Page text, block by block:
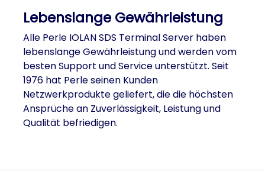
Lebenslange Gewährleistung
Alle Perle IOLAN SDS Terminal Server haben
lebenslange Gewährleistung und werden vom
besten Support und Service unterstützt. Seit
1976 hat Perle seinen Kunden
Netzwerkprodukte geliefert, die die höchsten
Ansprüche an Zuverlässigkeit, Leistung und
Qualität befriedigen.